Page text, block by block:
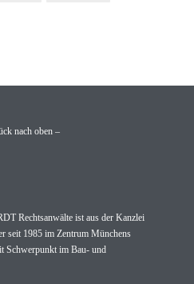
nach oben –
Rechtsanwälte ist aus der Kanzlei
seit 1985 im Zentrum Münchens
Schwerpunkt im Bau- und